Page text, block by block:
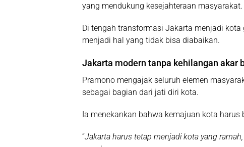
yang mendukung kesejahteraan masyarakat.
Di tengah transformasi Jakarta menjadi
menjadi hal yang tidak bisa diabaikan.
Jakarta modern tanpa kehilangan akar
Pramono mengajak seluruh elemen
sebagai bagian dari jati diri kota.
Ia menekankan bahwa kemajuan kota
“Jakarta harus tetap menjadi kota yang